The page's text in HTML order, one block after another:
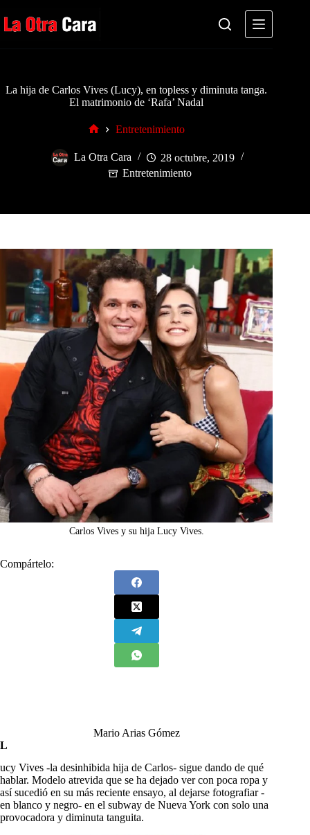
al
contenido
La hija de Carlos Vives (Lucy), en topless y diminuta tanga.
El matrimonio de ‘Rafa’ Nadal
Entretenimiento
La Otra Cara
28 octubre, 2019
Entretenimiento
Carlos Vives y su hija Lucy Vives.
Compártelo:
Mario Arias Gómez
L
ucy Vives -la desinhibida hija de Carlos- sigue dando de qué
hablar. Modelo atrevida que se ha dejado ver con poca ropa y
así sucedió en su más reciente ensayo, al dejarse fotografiar -
en blanco y negro- en el subway de Nueva York con solo una
provocadora y diminuta tanguita.